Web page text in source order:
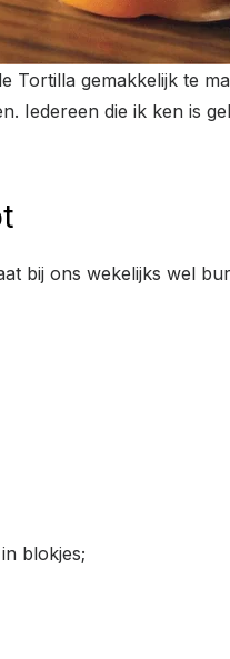
Tortilla gemakkelijk te
Iedereen die ik ken is
bij ons wekelijks wel
blokjes;